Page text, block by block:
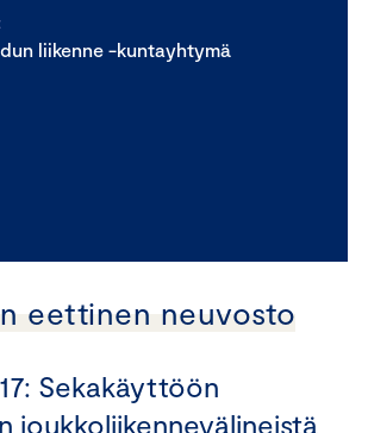
liikenne -kuntayhtymä
eettinen neuvosto
Sekakäyttöön
joukkoliikennevälineistä